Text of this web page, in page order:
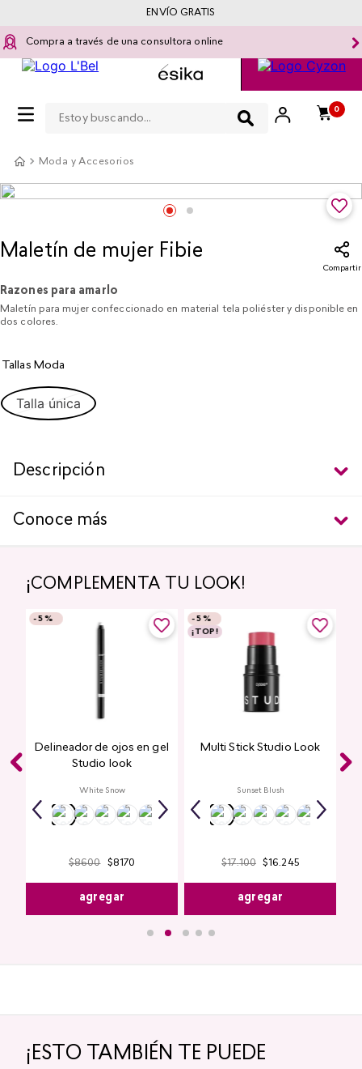
Compra a través de una consultora online
0
ENVÍO GRATIS
Moda y Accesorios
Maletín de mujer Fibie
Compartir
Razones para amarlo
Maletín para mujer confeccionado en material tela poliéster y disponible en
dos colores.
Tallas Moda
Talla única
Descripción
Conoce más
¡COMPLEMENTA TU LOOK!
-5 %
Delineador de ojos en gel
Studio look
White Snow
$8600 $8170
agregar
-5 %
¡TOP!
Multi Stick Studio Look
Sunset Blush
$17.100 $ 16.245
agregar
¡ESTO TAMBIÉN TE PUEDE